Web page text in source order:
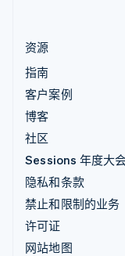
资源
指南
客户案例
博客
社区
Sessions 年度大
隐私和条款
禁止和限制的业务
许可证
网站地图